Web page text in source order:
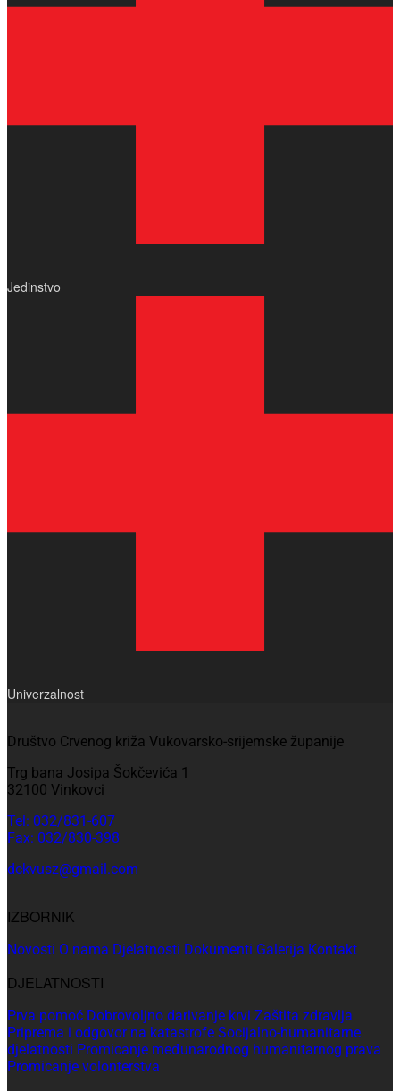
Jedinstvo
Univerzalnost
Društvo Crvenog križa Vukovarsko-srijemske županije
Trg bana Josipa Šokčevića 1
32100 Vinkovci
Tel: 032/831-607
Fax: 032/830-398
dckvusz@gmail.com
IZBORNIK
Novosti O nama Djelatnosti Dokumenti Galerija Kontakt
DJELATNOSTI
Prva pomoć Dobrovoljno darivanje krvi Zaštita zdravlja
Priprema i odgovor na katastrofe Socijalno-humanitarne
djelatnosti Promicanje međunarodnog humanitarnog prava
Promicanje volonterstva